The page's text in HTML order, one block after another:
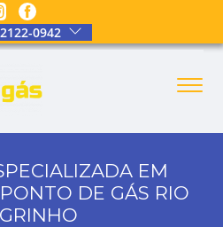
0942
EM
DE GÁS RIO